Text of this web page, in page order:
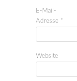
E-Mail-
Adresse *
Website